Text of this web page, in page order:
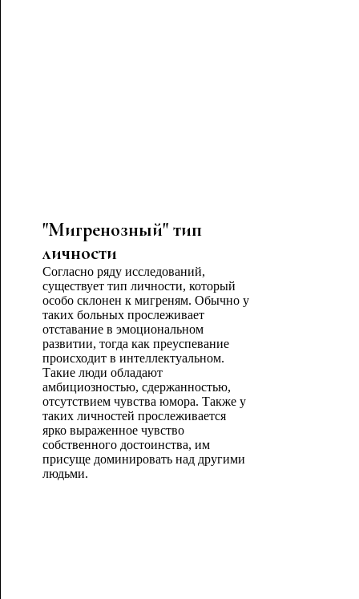
"Мигренозный" тип
личности
Согласно ряду исследований,
существует тип личности, который
особо склонен к мигреням. Обычно у
таких больных прослеживает
отставание в эмоциональном
развитии, тогда как преуспевание
происходит в интеллектуальном.
Такие люди обладают
амбициозностью, сдержанностью,
отсутствием чувства юмора. Также у
таких личностей прослеживается
ярко выраженное чувство
собственного достоинства, им
присуще доминировать над другими
людьми.